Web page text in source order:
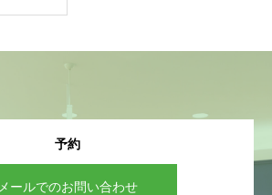
予約
メールでのお問い合わせ